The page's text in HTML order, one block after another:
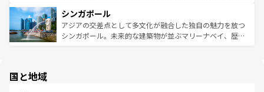
参照してほしい。
激する。気候は一年中温暖で、どの季節にも異なる楽しみ
が待っている。親しみやすいタイの人々、仏教を中心とし
た文化、そして多様な観光資源が、訪れる旅人を魅了し続
み、どこを訪れても感動するはず。観光スポットが密集し
ており、効率よく見どころを回れるのも魅力。息をのむよ
うな絶景から文化的な体験まで、香港を存分に楽しみ尽く
シンガポール
アジアの交差点として多文化が融合した独自の魅力を放つ
シンガポール。未来的な建築物が並ぶマリーナベイ、歴史
国と地域